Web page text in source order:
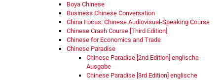
Boya Chinese
Business Chinese Conversation
China Focus: Chinese Audiovisual-Speaking Course
Chinese Crash Course [Third Edition]
Chinese for Economics and Trade
Chinese Paradise
Chinese Paradise [2nd Edition] englische
Ausgabe
Chinese Paradise [3rd Edition] englische